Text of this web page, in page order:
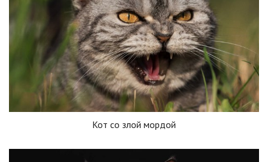
Кот со злой мордой